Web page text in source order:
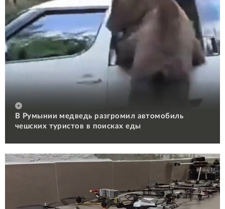
В Румынии медведь разгромил автомобиль
чешских туристов в поисках еды